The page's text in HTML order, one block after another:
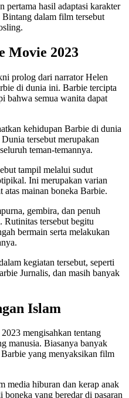
hasil adaptasi karakter
dalam film tersebut
Movie 2023
prolog dari narrator Helen
di dunia ini. Barbie tercipta
bahwa semua wanita dapat
kehidupan Barbie di dunia
tersebut merupakan
teman-temannya.
tampil melalui sudut
Ini merupakan varian
atas mainan boneka Barbie.
gembira, dan penuh
Rutinitas tersebut begitu
bermain serta melakukan
kegiatan tersebut, seperti
Jurnalis, dan masih banyak
Islam
mengisahkan tentang
manusia. Biasanya banyak
yang menyaksikan film
media hiburan dan kerap anak
yang beredar di pasaran